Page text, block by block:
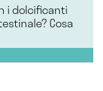
i dolcificanti
Cosa